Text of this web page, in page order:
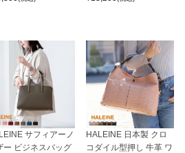
サフィアーノ
ー ビジネスバッグ
HALEINE 日本製 クロ
コダイル型押し 牛革 ワ